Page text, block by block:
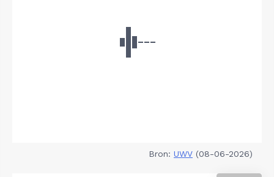
Bron: UWV (08-06-2026)